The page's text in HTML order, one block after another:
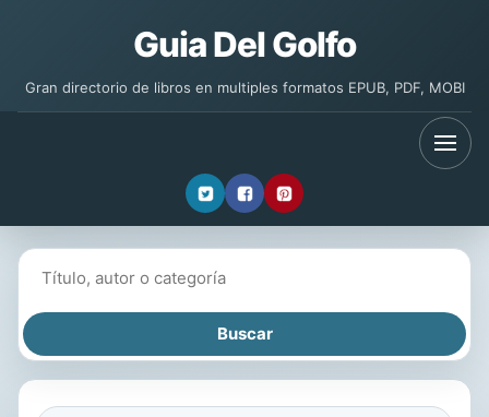
Guia Del Golfo
Gran directorio de libros en multiples formatos EPUB, PDF, MOBI